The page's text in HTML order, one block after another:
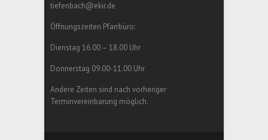
tiefenbach@ekir.de
Öffnungszeiten Pfarrbüro:
Dienstag 16.00 – 18.00 Uhr
Donnerstag 09.00-11.00 Uhr
Andere Zeiten sind nach vorheriger
Terminvereinbarung möglich.